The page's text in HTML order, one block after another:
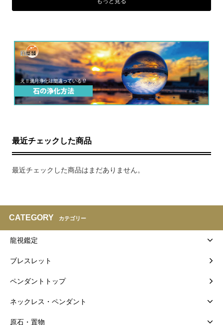
最近チェックした商品
最近チェックした商品はまだありません。
CATEGORY カテゴリー
龍視鑑定
ブレスレット
ペンダントトップ
ネックレス・ペンダント
原石・置物